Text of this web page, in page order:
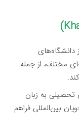
دانشگاه‌های
مختلف، از جمله
تحصیلی به زبان
بین‌المللی فراهم